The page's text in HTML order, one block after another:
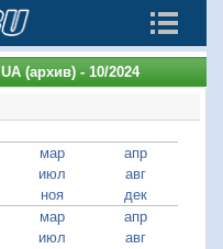
(архив) - 10/2024
мар
апр
июл
авг
ноя
дек
мар
апр
июл
авг